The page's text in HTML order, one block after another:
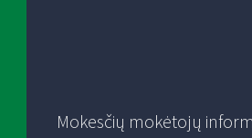
Mokesčių mokėtojų